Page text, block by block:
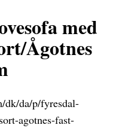
med
Ågotnes
dk/da/p/fyresdal-
agotnes-fast-